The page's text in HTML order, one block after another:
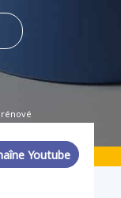
Youtube